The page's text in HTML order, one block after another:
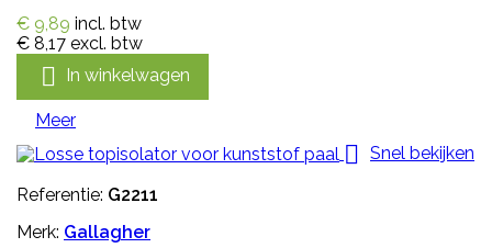
€ 9,89 incl. btw
€ 8,17 excl. btw
 In winkelwagen
Meer
 Snel bekijken
Referentie: G2211
Merk: Gallagher